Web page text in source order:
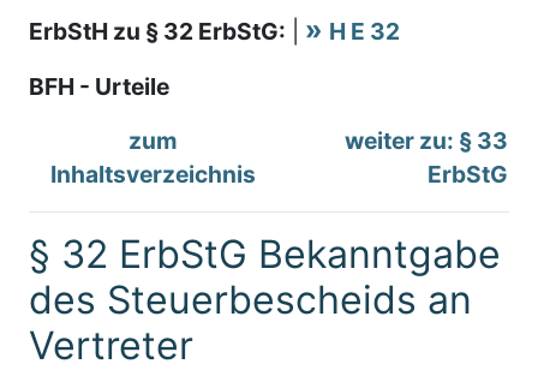
ErbStH zu § 32 ErbStG:
H E 32
BFH - Urteile
zum
Inhaltsverzeichnis
weiter zu: § 33
ErbStG
§ 32 ErbStG Bekanntgabe
des Steuerbescheids an
Vertreter